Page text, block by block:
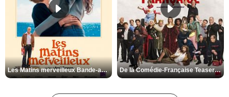
Les Matins merveilleux Bande-annonce VF De la Comédie-Française Teaser VF